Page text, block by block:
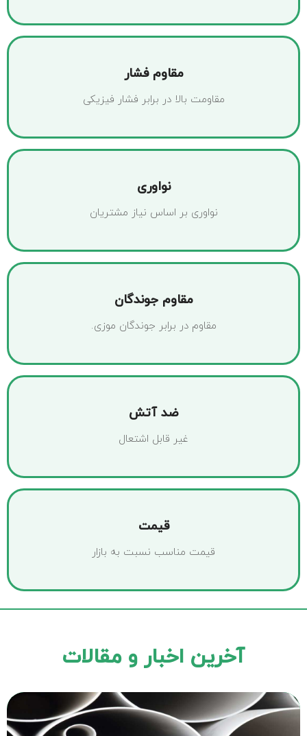
مقاوم فشار
مقاومت بالا در برابر فشار فیزیکی
نواوری
نواوری بر اساس نیاز مشتریان
مقاوم جوندگان
مقاوم در برابر جوندگان موزی.
ضد آتش
غیر قابل اشتعال
قیمت
قیمت مناسب نسبت به بازار
آخرین اخبار و مقالات